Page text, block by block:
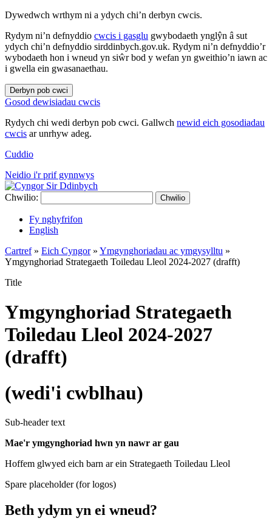
Dywedwch wrthym ni a ydych chi’n derbyn cwcis.
Rydym ni’n defnyddio cwcis i gasglu gwybodaeth ynglŷn â sut
ydych chi’n defnyddio sirddinbych.gov.uk. Rydym ni’n defnyddio’r
wybodaeth hon i wneud yn siŵr bod y wefan yn gweithio’n iawn ac
i gwella ein gwasanaethau.
Derbyn pob cwci
Gosod dewisiadau cwcis
Rydych chi wedi derbyn pob cwci. Gallwch newid eich gosodiadau
cwcis ar unrhyw adeg.
Cuddio
Neidio i'r prif gynnwys
Chwilio: Chwilio
Fy nghyfrifon
English
Cartref» Eich Cyngor» Ymgynghoriadau ac ymgysylltu »
Ymgynghoriad Strategaeth Toiledau Lleol 2024-2027 (drafft)
Title
Ymgynghoriad Strategaeth
Toiledau Lleol 2024-2027
(drafft)
(wedi'i cwblhau)
Sub-header text
Mae'r ymgynghoriad hwn yn nawr ar gau
Hoffem glwyed eich barn ar ein Strategaeth Toiledau Lleol
Spare placeholder (for logos)
Beth ydym yn ei wneud?